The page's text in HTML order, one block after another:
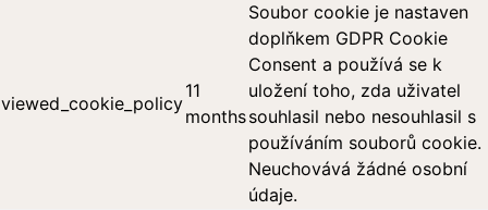
viewed_cookie_policy
11
months
Soubor cookie je nastaven
doplňkem GDPR Cookie
Consent a používá se k
uložení toho, zda uživatel
souhlasil nebo nesouhlasil s
používáním souborů cookie.
Neuchovává žádné osobní
údaje.